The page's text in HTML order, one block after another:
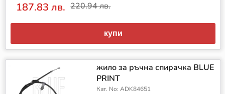
187.83 лв. 220.94 лв.
купи
жило за ръчна спирачка BLUE
PRINT
Кат. No: ADK84651